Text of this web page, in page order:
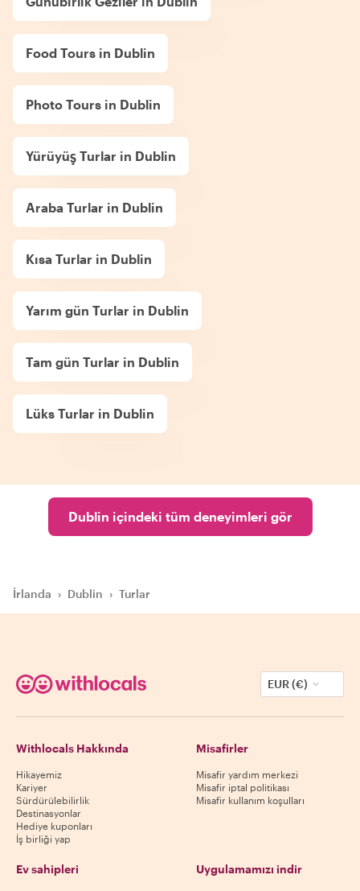
Food Tours in Dublin
Photo Tours in Dublin
Yürüyüş Turlar in Dublin
Araba Turlar in Dublin
Kısa Turlar in Dublin
Yarım gün Turlar in Dublin
Tam gün Turlar in Dublin
Lüks Turlar in Dublin
Dublin içindeki tüm deneyimleri gör
İrlanda › Dublin › Turlar
EUR (€)
Withlocals Hakkında
Hikayemiz
Kariyer
Sürdürülebilirlik
Destinasyonlar
Hediye kuponları
İş birliği yap
Misafirler
Misafir yardım merkezi
Misafir iptal politikası
Misafir kullanım koşulları
Ev sahipleri Uygulamamızı indir